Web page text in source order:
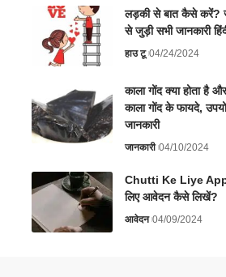
लड़की से बात कैसे करें?
से जुड़ी सभी जानकारी
हाउ टू 04/24/2024
काला गोंद क्या होता है
काला गोंद के फायदे,
जानकारी
जानकारी 04/10/2024
Chutti Ke Liye
लिए आवेदन कैसे लिखें?
आवेदन 04/09/2024